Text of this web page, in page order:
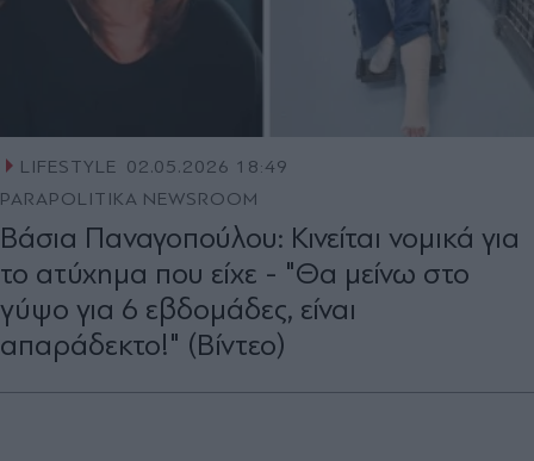
LIFESTYLE 02.05.2026 18:49
PARAPOLITIKA NEWSROOM
Βάσια Παναγοπούλου: Κινείται νομικά για
το ατύχημα που είχε - "Θα μείνω στο
γύψο για 6 εβδομάδες, είναι
απαράδεκτο!" (Βίντεο)